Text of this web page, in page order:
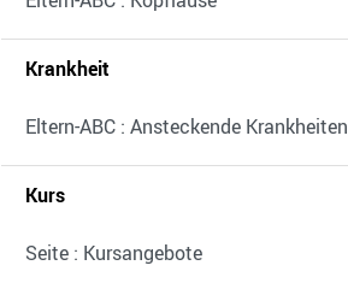
Krankheit
Eltern-ABC : Ansteckende Krankheiten
Kurs
Seite : Kursangebote